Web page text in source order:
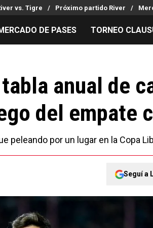
vs. Tigre Próximo partido River
Mercado de Pases
Análisis tácticos
Juanfer Quintero
Chacho Coudet
Streaming
Entradas
Hinchas
Los goles de
DE PASES TORNEO
anual de
del empate
peleando por un lugar en la Copa
Seguí a